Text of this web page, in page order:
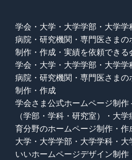
学会・大学・大学学部・大学学
病院・研究機関・専門医さまの
制作・作成・実績を依頼できる
学会・大学・大学学部・大学学
病院・研究機関・専門医さまの
制作・作成
学会さま公式ホームページ制作
（学部・学科・研究室）・大
育分野のホームページ制作・作
大学・大学学部・大学学科・大
いいホームページデザイン制